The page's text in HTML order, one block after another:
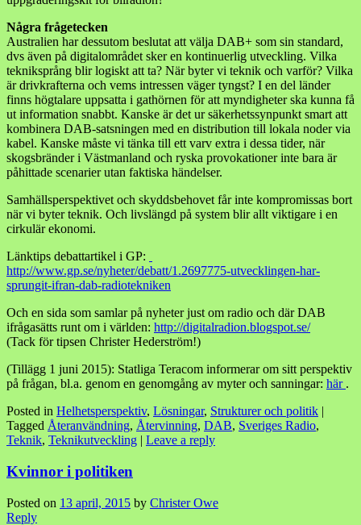
Några frågetecken
Australien har dessutom beslutat att välja DAB+ som sin standard,
dvs även på digitalområdet sker en kontinuerlig utveckling. Vilka
tekniksprång blir logiskt att ta? När byter vi teknik och varför? Vilka
är drivkrafterna och vems intressen väger tyngst? I en del länder
finns högtalare uppsatta i gathörnen för att myndigheter ska kunna få
ut information snabbt. Kanske är det ur säkerhetssynpunkt smart att
kombinera DAB-satsningen med en distribution till lokala noder via
kabel. Kanske måste vi tänka till ett varv extra i dessa tider, när
skogsbränder i Västmanland och ryska provokationer inte bara är
påhittade scenarier utan faktiska händelser.
Samhällsperspektivet och skyddsbehovet får inte kompromissas bort
när vi byter teknik. Och livslängd på system blir allt viktigare i en
cirkulär ekonomi.
Länktips debattartikel i GP:
http://www.gp.se/nyheter/debatt/1.2697775-utvecklingen-har-
sprungit-ifran-dab-radiotekniken
Och en sida som samlar på nyheter just om radio och där DAB
ifrågasätts runt om i världen: http://digitalradion.blogspot.se/
(Tack för tipsen Christer Hederström!)
(Tillägg 1 juni 2015): Statliga Teracom informerar om sitt perspektiv
på frågan, bl.a. genom en genomgång av myter och sanningar: här .
Posted in Helhetsperspektiv, Lösningar, Strukturer och politik |
Tagged Återanvändning, Återvinning, DAB, Sveriges Radio,
Teknik, Teknikutveckling | Leave a reply
Kvinnor i politiken
Posted on 13 april, 2015 by Christer Owe
Reply